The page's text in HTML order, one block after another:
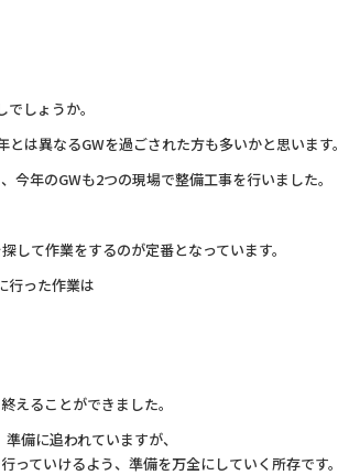
しょうか。
は異なるGWを過ごされた方も多いかと思います。
年のGWも2つの現場で整備工事を行いました。
して作業をするのが定番となっています。
行った作業は
えることができました。
備に追われていますが、
ていけるよう、準備を万全にしていく所存です。